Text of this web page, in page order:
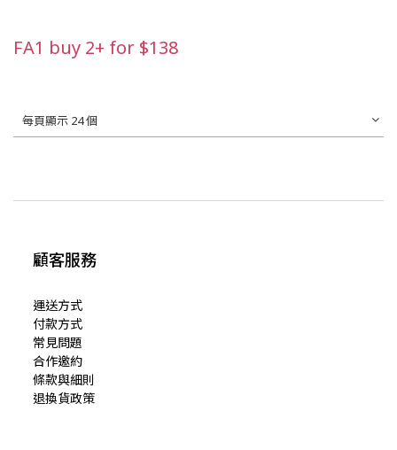
FA1 buy 2+ for $138
每頁顯示 24 個
顧客服務
運送方式
付款方式
常見問題
合作邀約
條款與細則
退換貨政策